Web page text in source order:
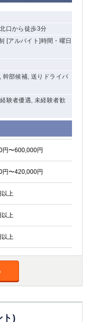
口から徒歩3分
[アルバイト]時間・曜日
幹部候補, 送りドライバ
験者優遇, 未経験者歓
円〜600,000円
円〜420,000円
以上
以上
以上
ト)